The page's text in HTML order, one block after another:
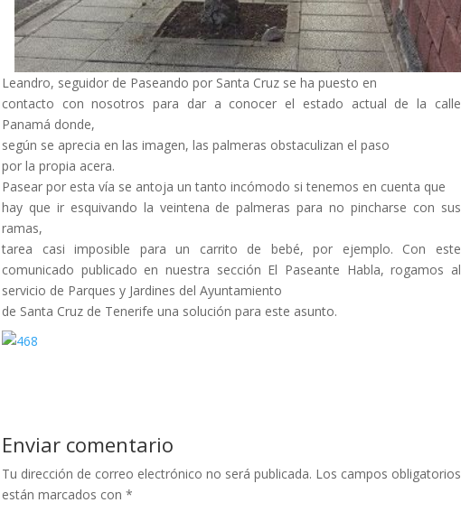
Leandro, seguidor de Paseando por Santa Cruz se ha puesto en
contacto con nosotros para dar a conocer el estado actual de la calle
Panamá donde,
según se aprecia en las imagen, las palmeras obstaculizan el paso
por la propia acera.
Pasear por esta vía se antoja un tanto incómodo si tenemos en cuenta que
hay que ir esquivando la veintena de palmeras para no pincharse con sus
ramas,
tarea casi imposible para un carrito de bebé, por ejemplo. Con este
comunicado publicado en nuestra sección El Paseante Habla, rogamos al
servicio de Parques y Jardines del Ayuntamiento
de Santa Cruz de Tenerife una solución para este asunto.
Enviar comentario
Tu dirección de correo electrónico no será publicada. Los campos obligatorios
están marcados con *